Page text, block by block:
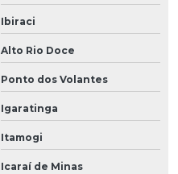
Ibiraci
Alto Rio Doce
Ponto dos Volantes
Igaratinga
Itamogi
Icaraí de Minas